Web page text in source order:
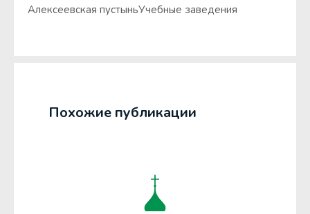
Алексеевская пустыньУчебные заведения
Похожие публикации